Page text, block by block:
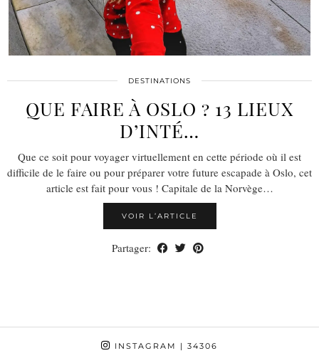
DESTINATIONS
QUE FAIRE À OSLO ? 13 LIEUX
D’INTÉ…
Que ce soit pour voyager virtuellement en cette période où il est
difficile de le faire ou pour préparer votre future escapade à Oslo, cet
article est fait pour vous ! Capitale de la Norvège…
VOIR L’ARTICLE
Partager:
INSTAGRAM | 34306